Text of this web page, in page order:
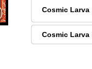
Cosmic Larva
Cosmic Larva